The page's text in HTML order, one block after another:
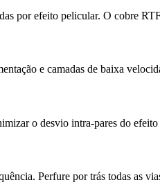
por efeito pelicular. O cobre
e camadas de baixa
o desvio intra-pares do
Perfure por trás todas as